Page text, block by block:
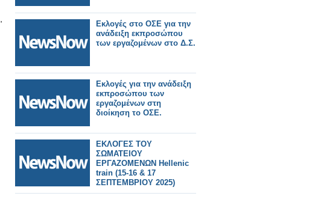
Εκλογές στο ΟΣΕ για την
ανάδειξη εκπροσώπου
των εργαζομένων στο Δ.Σ.
Εκλογές για την ανάδειξη
εκπροσώπου των
εργαζομένων στη
διοίκηση το ΟΣΕ.
ΕΚΛΟΓΕΣ ΤΟΥ
ΣΩΜΑΤΕΙΟΥ
ΕΡΓΑΖΟΜΕΝΩΝ Hellenic
train (15-16 & 17
ΣΕΠΤΕΜΒΡΙΟΥ 2025)